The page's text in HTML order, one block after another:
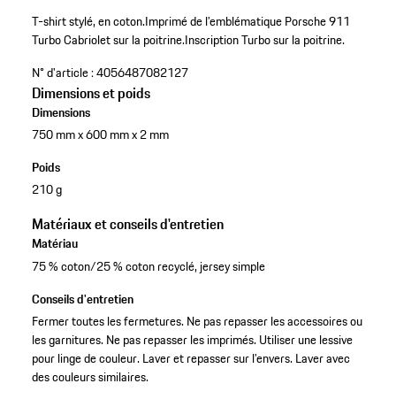
T-shirt stylé, en coton.Imprimé de l’emblématique Porsche 911
Turbo Cabriolet sur la poitrine.Inscription Turbo sur la poitrine.
N° d'article :4056487082127
Dimensions et poids
Dimensions
750 mm x 600 mm x 2 mm
Poids
210 g
Matériaux et conseils d'entretien
Matériau
75 % coton/25 % coton recyclé, jersey simple
Conseils d'entretien
Fermer toutes les fermetures. Ne pas repasser les accessoires ou
les garnitures. Ne pas repasser les imprimés. Utiliser une lessive
pour linge de couleur. Laver et repasser sur l’envers. Laver avec
des couleurs similaires.